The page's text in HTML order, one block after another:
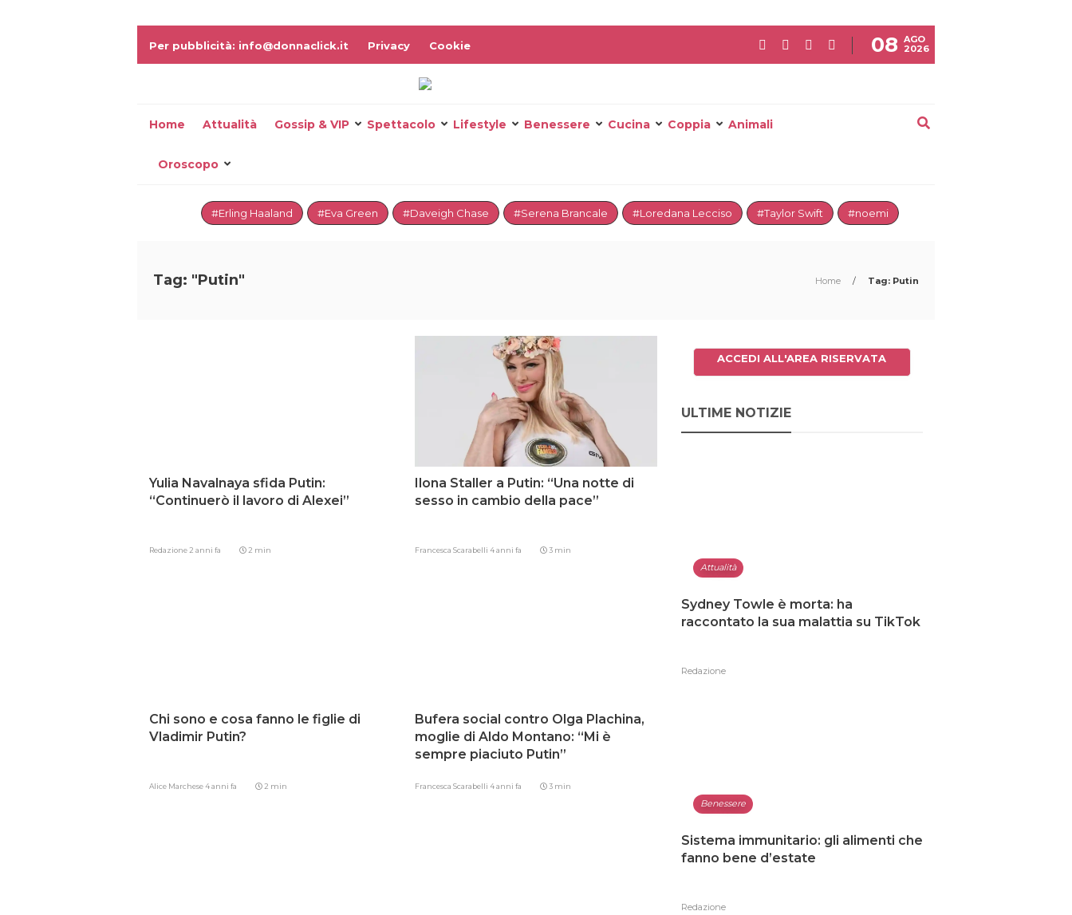
Per pubblicità: info@donnaclick.it Privacy Cookie 08 AGO
2026
Home Attualità Gossip & VIP Spettacolo Lifestyle Benessere Cucina Coppia Animali
Oroscopo
#Erling Haaland #Eva Green #Daveigh Chase #Serena Brancale #Loredana Lecciso #Taylor Swift #noemi
Tag: "Putin" Home / Tag: Putin
Yulia Navalnaya sfida Putin:
“Continuerò il lavoro di Alexei”
Redazione 2 anni fa 2 min
Ilona Staller a Putin: “Una notte di
sesso in cambio della pace”
Francesca Scarabelli4 anni fa 3 min
Chi sono e cosa fanno le figlie di
Vladimir Putin?
Alice Marchese4 anni fa 2 min
Bufera social contro Olga Plachina,
moglie di Aldo Montano: “Mi è
sempre piaciuto Putin”
Francesca Scarabelli4 anni fa 3 min
ACCEDI ALL'AREA RISERVATA
ULTIME NOTIZIE
Attualità
Sydney Towle è morta: ha
raccontato la sua malattia su TikTok
Redazione
Benessere
Sistema immunitario: gli alimenti che
fanno bene d’estate
Redazione